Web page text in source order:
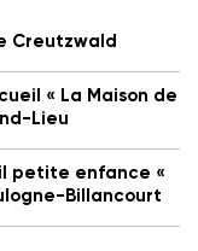
Creutzwald
« La Maison de
Lieu
petite enfance «
Billancourt